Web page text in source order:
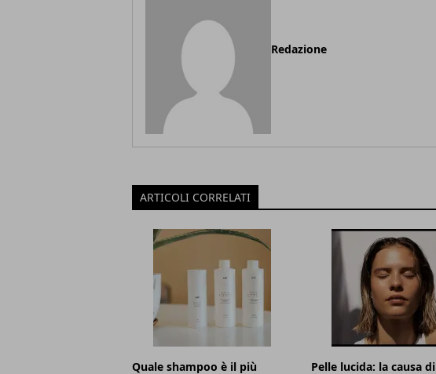
Redazione
ARTICOLI CORRELATI
Quale shampoo è il più Pelle lucida: la causa di